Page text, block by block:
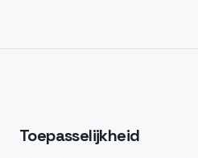
Toepasselijkheid